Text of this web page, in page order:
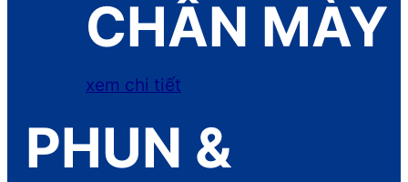
CHÂN MÀY
xem chi tiết
PHUN &